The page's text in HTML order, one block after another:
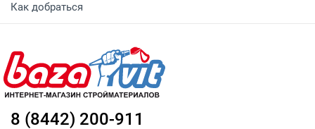
Как добраться
8 (8442) 200-911